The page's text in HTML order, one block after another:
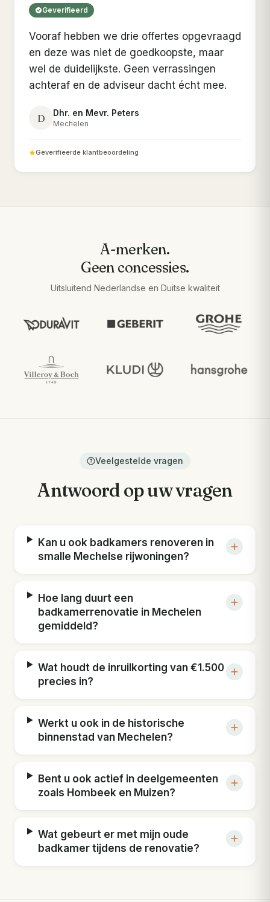
Geverifieerd
Vooraf hebben we drie offertes opgevraagd
en deze was niet de goedkoopste, maar
wel de duidelijkste. Geen verrassingen
achteraf en de adviseur dacht écht mee.
D Dhr. en Mevr. Peters
Mechelen
Geverifieerde klantbeoordeling
A-merken.
Geen concessies.
Uitsluitend Nederlandse en Duitse kwaliteit
Veelgestelde vragen
Antwoord op uw vragen
Kan u ook badkamers renoveren in
smalle Mechelse rijwoningen?
Hoe lang duurt een
badkamerrenovatie in Mechelen
gemiddeld?
Wat houdt de inruilkorting van €1.500
precies in?
Werkt u ook in de historische
binnenstad van Mechelen?
Bent u ook actief in deelgemeenten
zoals Hombeek en Muizen?
Wat gebeurt er met mijn oude
badkamer tijdens de renovatie?